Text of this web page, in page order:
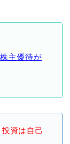
主優待が
資は自己